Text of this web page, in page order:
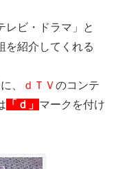
レビ・ドラマ」と
を紹介してくれる
、 ｄＴＶのコンテ
「ｄ」 マークを付け